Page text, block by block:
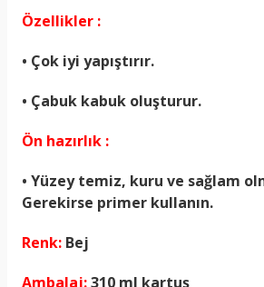
Özellikler :
• Çok iyi yapıştırır.
• Çabuk kabuk oluşturur.
Ön hazırlık :
• Yüzey temiz, kuru ve sağlam
Gerekirse primer kullanın.
Renk: Bej
Ambalaj:310 ml kartuş